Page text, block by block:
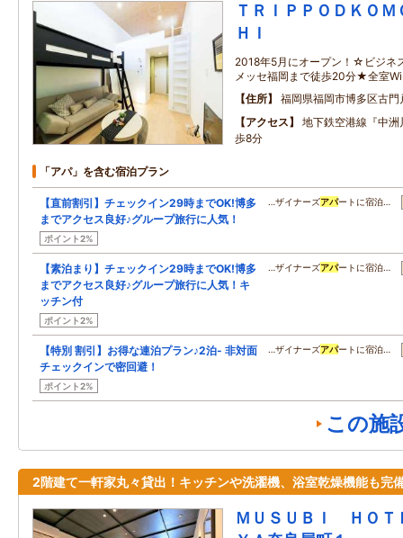
ＴＲＩＰＰＯＤＫＯ
ＨＩ
2018年5月にオープン！☆ビジネ
メッセ福岡まで徒歩20分★全室
住所
福岡県福岡市博多区古門
アクセス
地下鉄空港線『中
歩8分
「アパ」を含む宿泊プラン
【直前割引】チェックイン29時までOK!博多
までアクセス良好♪グループ旅行に人気！
ポイント2%
…ザイナーズアパートに宿泊…
【素泊まり】チェックイン29時までOK!博多
までアクセス良好♪グループ旅行に人気！キ
ッチン付
ポイント2%
…ザイナーズアパートに宿泊…
【特別 割引】お得な連泊プラン♪2泊- 非対面
チェックインで密回避！
ポイント2%
…ザイナーズアパートに宿泊…
この施
2階建て一軒家丸々貸出！キッチンや洗濯機、浴室乾燥機能も完
ＭＵＳＵＢＩ ＨＯ